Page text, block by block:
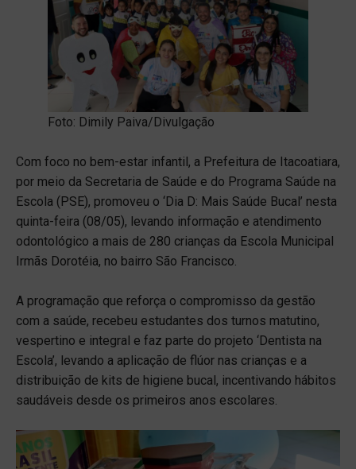
Foto: Dimily Paiva/Divulgação
Com foco no bem-estar infantil, a Prefeitura de Itacoatiara,
por meio da Secretaria de Saúde e do Programa Saúde na
Escola (PSE), promoveu o ‘Dia D: Mais Saúde Bucal’ nesta
quinta-feira (08/05), levando informação e atendimento
odontológico a mais de 280 crianças da Escola Municipal
Irmãs Dorotéia, no bairro São Francisco.
A programação que reforça o compromisso da gestão
com a saúde, recebeu estudantes dos turnos matutino,
vespertino e integral e faz parte do projeto ‘Dentista na
Escola’, levando a aplicação de flúor nas crianças e a
distribuição de kits de higiene bucal, incentivando hábitos
saudáveis desde os primeiros anos escolares.